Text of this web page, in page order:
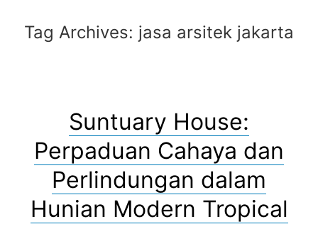
Tag Archives: jasa arsitek jakarta
Suntuary House:
Perpaduan Cahaya dan
Perlindungan dalam
Hunian Modern Tropical